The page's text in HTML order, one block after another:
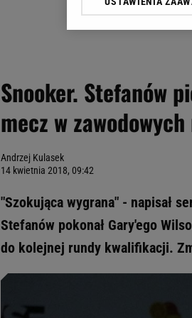
Snooker. Stefanów
mecz w
Andrzej Kulasek
14 kwietnia 2018, 09:42
"Szokująca wygrana" - napisał
Stefanów pokonał Gary'ego
do kolejnej rundy kwalifikacji.
Klikając „Akceptuję”
Zaufanych Partnerów i
My, nasi Zaufani
Użycie dokładnych
Przechowywanie